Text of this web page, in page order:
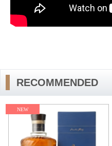
RECOMMENDED